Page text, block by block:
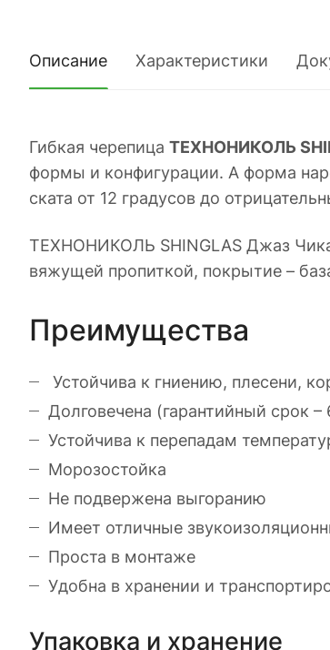
Описание Характеристики
Гибкая черепица ТЕХНОНИКОЛЬ
формы и конфигурации. А форма
ската от 12 градусов до
ТЕХНОНИКОЛЬ SHINGLAS Джаз
вяжущей пропиткой, покрытие –
Преимущества
Устойчива к гниению, плесени,
Долговечена (гарантийный срок –
Устойчива к перепадам
Морозостойка
Не подвержена выгоранию
Имеет отличные
Проста в монтаже
Удобна в хранении и
Упаковка и хранение